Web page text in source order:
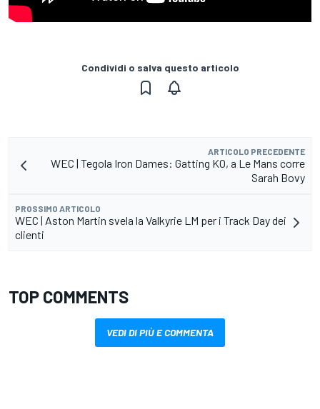
Condividi o salva questo articolo
ARTICOLO PRECEDENTE
WEC | Tegola Iron Dames: Gatting KO, a Le Mans corre
Sarah Bovy
PROSSIMO ARTICOLO
WEC | Aston Martin svela la Valkyrie LM per i Track Day dei
clienti
TOP COMMENTS
VEDI DI PIÙ E COMMENTA